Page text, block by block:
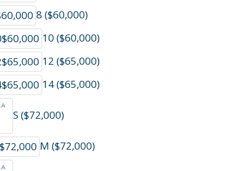
8 ($60,000)
10 ($60,000)
12 ($65,000)
14 ($65,000)
S ($72,000)
M ($72,000)